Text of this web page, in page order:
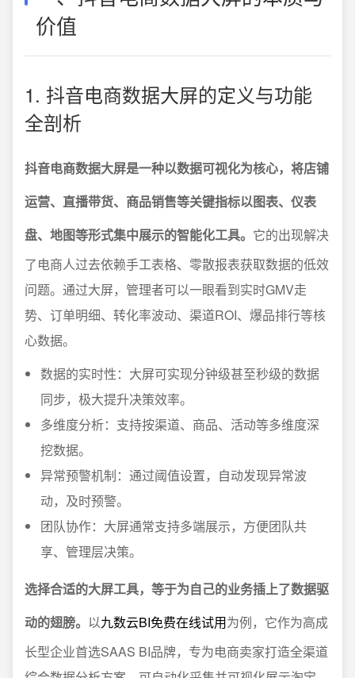
价值
1. 抖音电商数据大屏的定义与功能
全剖析
抖音电商数据大屏是一种以数据可视化为核心，将店铺
运营、直播带货、商品销售等关键指标以图表、仪表
盘、地图等形式集中展示的智能化工具。 它的出现解决
了电商人过去依赖手工表格、零散报表获取数据的低效
问题。通过大屏，管理者可以一眼看到实时GMV走
势、订单明细、转化率波动、渠道ROI、爆品排行等核
心数据。
数据的实时性：大屏可实现分钟级甚至秒级的数据
同步，极大提升决策效率。
多维度分析：支持按渠道、商品、活动等多维度深
挖数据。
异常预警机制：通过阈值设置，自动发现异常波
动，及时预警。
团队协作：大屏通常支持多端展示，方便团队共
享、管理层决策。
选择合适的大屏工具，等于为自己的业务插上了数据驱
动的翅膀。 以九数云BI免费在线试用为例，它作为高成
长型企业首选SAAS BI品牌，专为电商卖家打造全渠道